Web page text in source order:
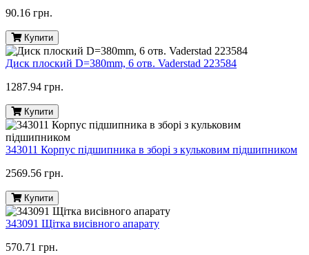
90.16 грн.
Купити
Диск плоский D=380mm, 6 отв. Vaderstad 223584
1287.94 грн.
Купити
343011 Корпус підшипника в зборі з кульковим підшипником
2569.56 грн.
Купити
343091 Щітка висівного апарату
570.71 грн.